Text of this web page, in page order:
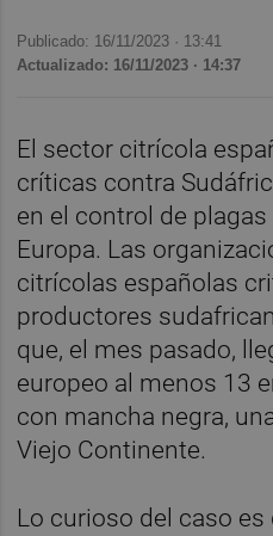
Publicado: 16/11/2023 · 13:41
Actualizado: 16/11/2023 · 14:37
El sector citrícola
críticas contra
en el control de
Europa. Las
citrícolas españolas
productores
que, el mes pasado,
europeo al menos 13
con mancha negra,
Viejo Continente.
Lo curioso del caso